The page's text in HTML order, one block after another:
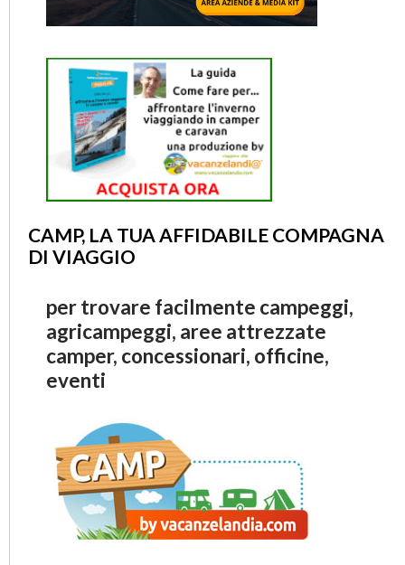
CAMP, LA TUA AFFIDABILE COMPAGNA
DI VIAGGIO
per trovare facilmente campeggi,
agricampeggi, aree attrezzate
camper, concessionari, officine,
eventi